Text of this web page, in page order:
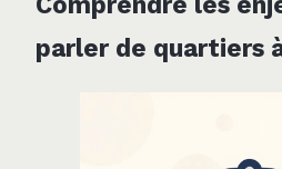
parler de quartiers